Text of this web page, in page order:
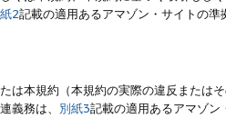
2記載の適用あるアマゾン・サイトの
は本規約（本規約の実際の違反または
義務は、 別紙3記載の適用あるアマゾン